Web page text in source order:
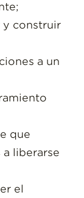
y construir
a un
que
liberarse
el